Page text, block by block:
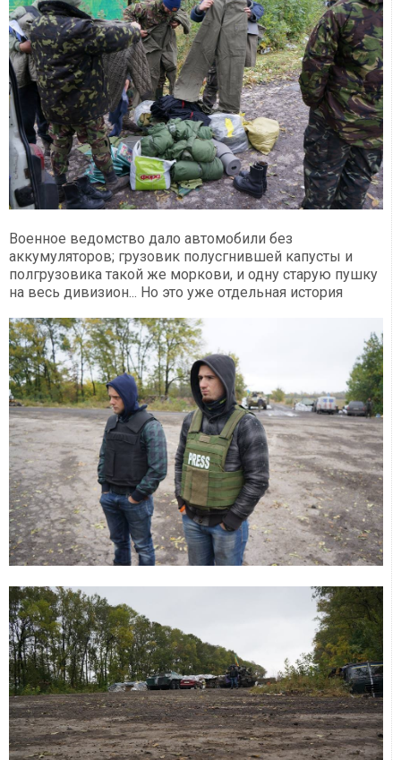
Военное ведомство дало автомобили без
аккумуляторов; грузовик полусгнившей капусты и
полгрузовика такой же моркови, и одну старую пушку
на весь дивизион... Но это уже отдельная история